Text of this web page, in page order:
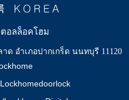
อลล็อคโฮม
ด อำเภอปากเกร็ด นนทบุรี 11120